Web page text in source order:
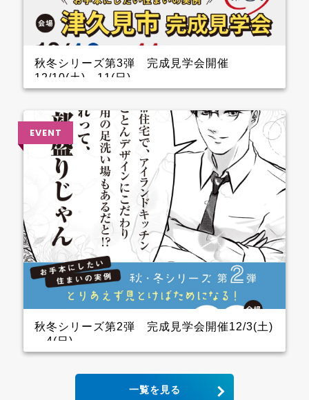
秋冬シリーズ第3弾 完成見学会開催
12/10(土)～11(日)
インナーガレージがある家 完成見学会のお知らせ
クレバリーホーム完成見学会！ 12月10日(土)11日
(日) ■会場：大分県津久見市 ご予約いただいた方に
は、現地地図をメールまたは郵送いたします。 ▼ ご
来場で人気のＬOGOSグッズをプレゼント！ ファイナ
ンスシャルプランナーによる資金計画のご相談も実
施。 お手本どころ！！ 玄関 玄関を上がってすぐのと
ころに手洗器を設置しているので、とても衛生的。 1.5
帖あるSCLは三輪車やベビーカーなどおける広さなの
でファミリー層に嬉しいです。 キッチン キッチン背
面のカップボードの横に造作カウンターを設けている
ので、キッチン用の家電を横一列にきれいに並べられ
ます。 パントリーも十分に幅をとっていて大容量の収
納が可能！ リビングから死角になるところに上手に配
置しています。 &ensp […]
秋冬シリーズ第2弾 完成見学会開催12/3(土)
～4(日)
2世帯住宅の完成見学会 クレバリーホーム完成見学
会！ 12月3日(土)4日(日) ■会場：大分県大分市宮河内
一覧を見る